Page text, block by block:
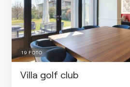
19 FOTO
Villa golf club